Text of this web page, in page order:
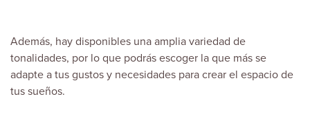
Además, hay disponibles una amplia variedad de
tonalidades, por lo que podrás escoger la que más se
adapte a tus gustos y necesidades para crear el espacio de
tus sueños.